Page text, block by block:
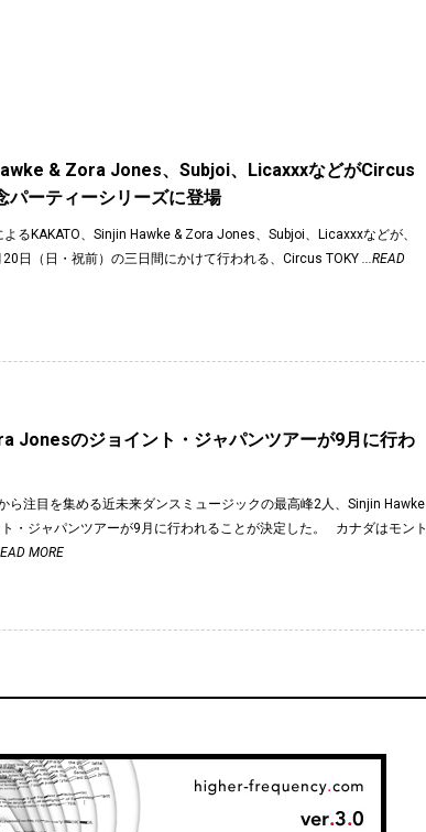
& Zora Jones、Subjoi、LicaxxxなどがCircus
パーティーシリーズに登場
よるKAKATO、Sinjin Hawke & Zora Jones、Subjoi、Licaxxxなどが、
日（日・祝前）の三日間にかけて行われる、Circus TOKY...READ
Jonesのジョイント・ジャパンツアーが9月に行わ
ら注目を集める近未来ダンスミュージックの最高峰2人、Sinjin Hawke
・ジャパンツアーが9月に行われることが決定した。 カナダはモント
MORE